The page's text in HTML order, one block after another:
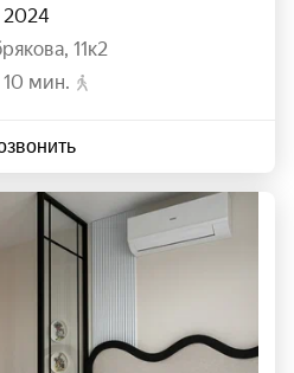
2024
, 11к2
10 мин.